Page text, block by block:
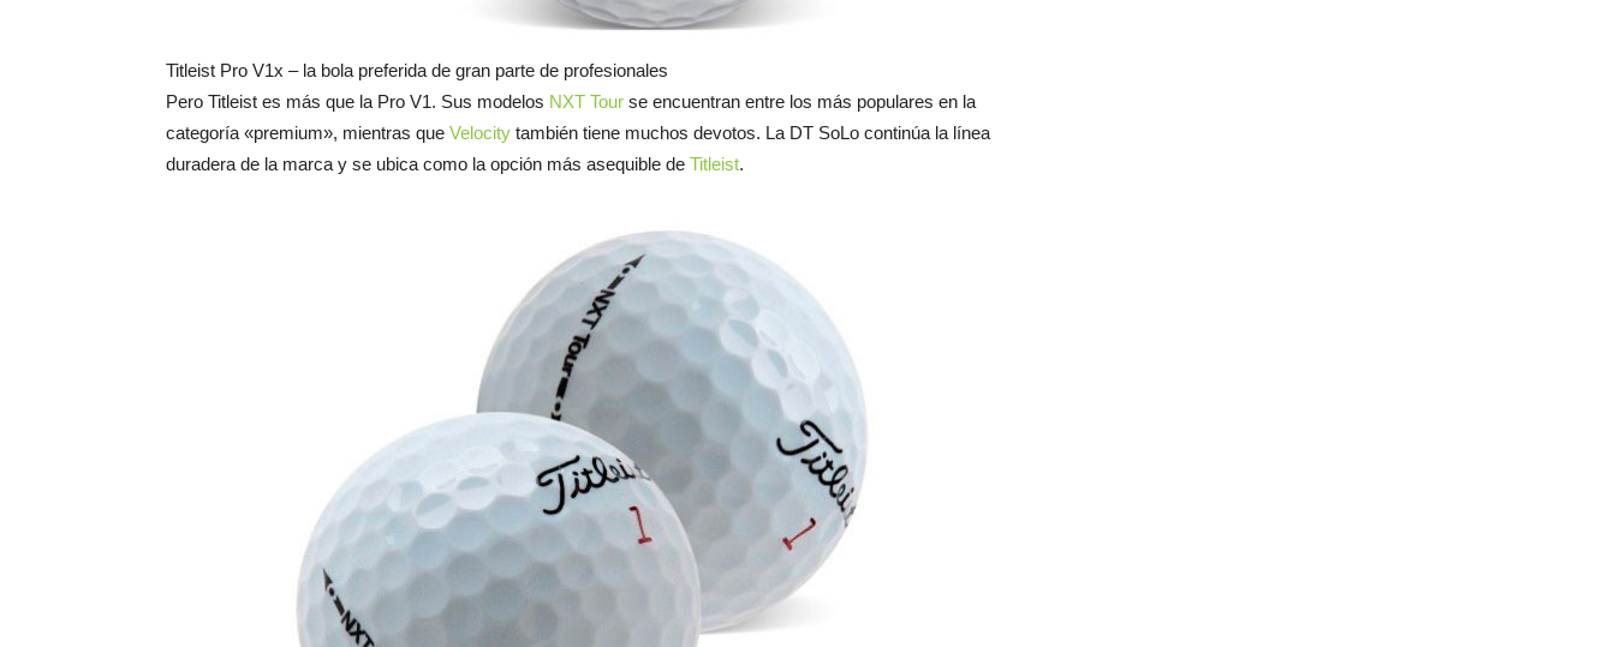
Titleist Pro V1x – la bola preferida de gran parte de profesionales
Pero Titleist es más que la Pro V1. Sus modelos NXT Tour se encuentran entre los más populares en la
categoría «premium», mientras que Velocity también tiene muchos devotos. La DT SoLo continúa la línea
duradera de la marca y se ubica como la opción más asequible de Titleist.